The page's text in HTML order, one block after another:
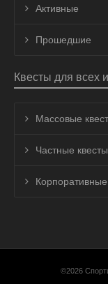
Активные
Прошедшие
Квесты для всех
Массовые
Частные квесты
Корпоративные
©2026